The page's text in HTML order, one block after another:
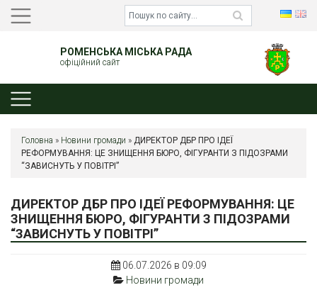
РОМЕНСЬКА МІСЬКА РАДА
офіційний сайт
Головна » Новини громади » ДИРЕКТОР ДБР ПРО ІДЕЇ
РЕФОРМУВАННЯ: ЦЕ ЗНИЩЕННЯ БЮРО, ФІГУРАНТИ З ПІДОЗРАМИ
“ЗАВИСНУТЬ У ПОВІТРІ”
ДИРЕКТОР ДБР ПРО ІДЕЇ РЕФОРМУВАННЯ: ЦЕ
ЗНИЩЕННЯ БЮРО, ФІГУРАНТИ З ПІДОЗРАМИ
“ЗАВИСНУТЬ У ПОВІТРІ”
06.07.2026 в 09:09
Новини громади